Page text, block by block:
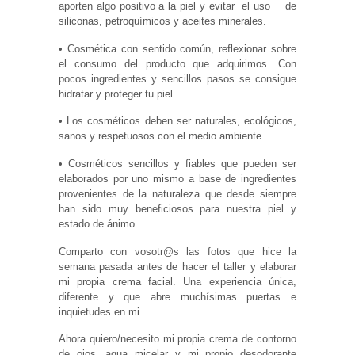
aporten algo positivo a la piel y evitar el uso de
siliconas, petroquímicos y aceites minerales.
• Cosmética con sentido común, reflexionar sobre
el consumo del producto que adquirimos. Con
pocos ingredientes y sencillos pasos se consigue
hidratar y proteger tu piel.
• Los cosméticos deben ser naturales, ecológicos,
sanos y respetuosos con el medio ambiente.
• Cosméticos sencillos y fiables que pueden ser
elaborados por uno mismo a base de ingredientes
provenientes de la naturaleza que desde siempre
han sido muy beneficiosos para nuestra piel y
estado de ánimo.
Comparto con vosotr@s las fotos que hice la
semana pasada antes de hacer el taller y elaborar
mi propia crema facial. Una experiencia única,
diferente y que abre muchísimas puertas e
inquietudes en mi.
Ahora quiero/necesito mi propia crema de contorno